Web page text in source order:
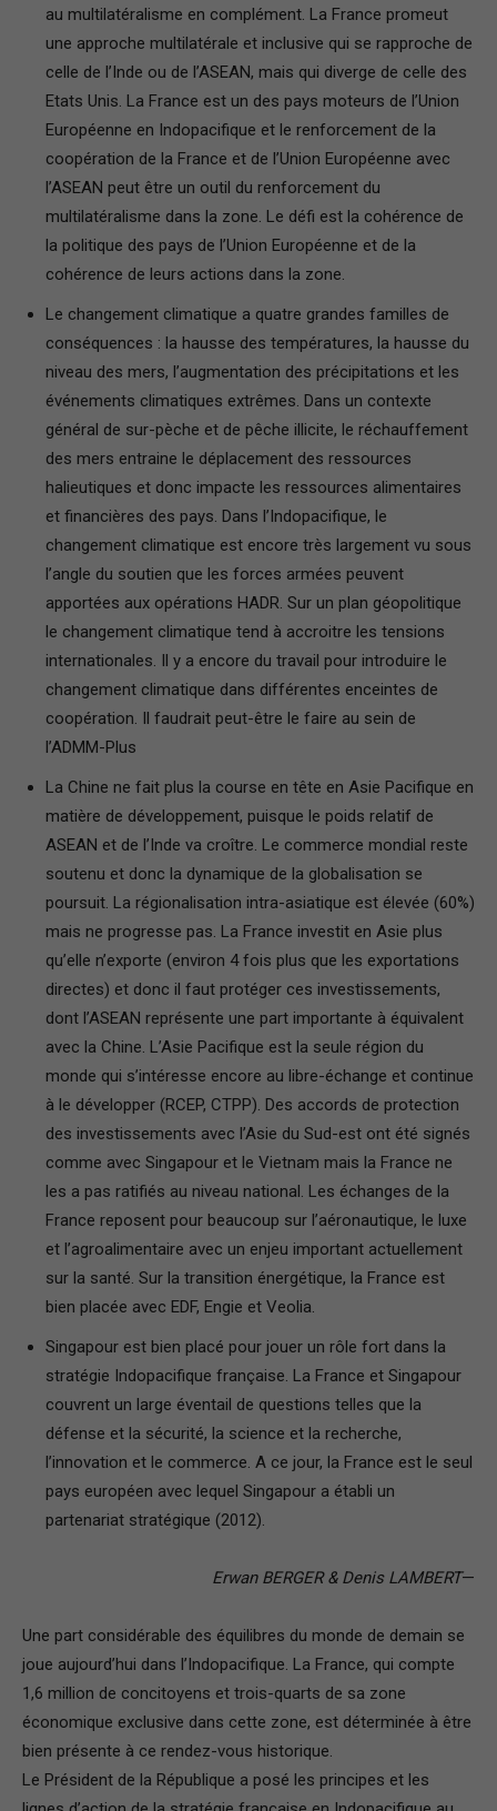
au multilatéralisme en complément. La France promeut
une approche multilatérale et inclusive qui se rapproche de
celle de l’Inde ou de l’ASEAN, mais qui diverge de celle des
Etats Unis. La France est un des pays moteurs de l’Union
Européenne en Indopacifique et le renforcement de la
coopération de la France et de l’Union Européenne avec
l’ASEAN peut être un outil du renforcement du
multilatéralisme dans la zone. Le défi est la cohérence de
la politique des pays de l’Union Européenne et de la
cohérence de leurs actions dans la zone.
Le changement climatique a quatre grandes familles de
conséquences : la hausse des températures, la hausse du
niveau des mers, l’augmentation des précipitations et les
événements climatiques extrêmes. Dans un contexte
général de sur-pèche et de pêche illicite, le réchauffement
des mers entraine le déplacement des ressources
halieutiques et donc impacte les ressources alimentaires
et financières des pays. Dans l’Indopacifique, le
changement climatique est encore très largement vu sous
l’angle du soutien que les forces armées peuvent
apportées aux opérations HADR. Sur un plan géopolitique
le changement climatique tend à accroitre les tensions
internationales. Il y a encore du travail pour introduire le
changement climatique dans différentes enceintes de
coopération. Il faudrait peut-être le faire au sein de
l’ADMM-Plus
La Chine ne fait plus la course en tête en Asie Pacifique en
matière de développement, puisque le poids relatif de
ASEAN et de l’Inde va croître. Le commerce mondial reste
soutenu et donc la dynamique de la globalisation se
poursuit. La régionalisation intra-asiatique est élevée (60%)
mais ne progresse pas. La France investit en Asie plus
qu’elle n’exporte (environ 4 fois plus que les exportations
directes) et donc il faut protéger ces investissements,
dont l’ASEAN représente une part importante à équivalent
avec la Chine. L’Asie Pacifique est la seule région du
monde qui s’intéresse encore au libre-échange et continue
à le développer (RCEP, CTPP). Des accords de protection
des investissements avec l’Asie du Sud-est ont été signés
comme avec Singapour et le Vietnam mais la France ne
les a pas ratifiés au niveau national. Les échanges de la
France reposent pour beaucoup sur l’aéronautique, le luxe
et l’agroalimentaire avec un enjeu important actuellement
sur la santé. Sur la transition énergétique, la France est
bien placée avec EDF, Engie et Veolia.
Singapour est bien placé pour jouer un rôle fort dans la
stratégie Indopacifique française. La France et Singapour
couvrent un large éventail de questions telles que la
défense et la sécurité, la science et la recherche,
l’innovation et le commerce. A ce jour, la France est le seul
pays européen avec lequel Singapour a établi un
partenariat stratégique (2012).
Erwan BERGER & Denis LAMBERT—
Une part considérable des équilibres du monde de demain se
joue aujourd’hui dans l’Indopacifique. La France, qui compte
1,6 million de concitoyens et trois-quarts de sa zone
économique exclusive dans cette zone, est déterminée à être
bien présente à ce rendez-vous historique.
Le Président de la République a posé les principes et les